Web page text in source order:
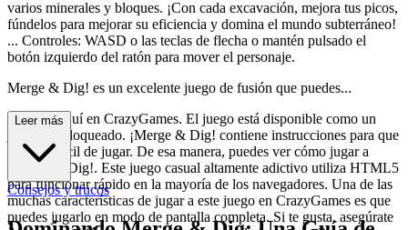
varios minerales y bloques. ¡Con cada excavación, mejora tus picos,
fúndelos para mejorar su eficiencia y domina el mundo subterráneo!
... Controles: WASD o las teclas de flecha o mantén pulsado el
botón izquierdo del ratón para mover el personaje.
Merge & Dig! es un excelente juego de fusión que puedes...
disfrutar aquí en CrazyGames. El juego está disponible como un
juego desbloqueado. ¡Merge & Dig! contiene instrucciones para que
sea más fácil de jugar. De esa manera, puedes ver cómo jugar a
¡Merge & Dig!. Este juego casual altamente adictivo utiliza HTML5
para funcionar rápido en la mayoría de los navegadores. Una de las
muchas características de jugar a este juego en CrazyGames es que
puedes jugarlo en modo de pantalla completa. Si te gusta, asegúrate
Leer más
Consejos y trucos